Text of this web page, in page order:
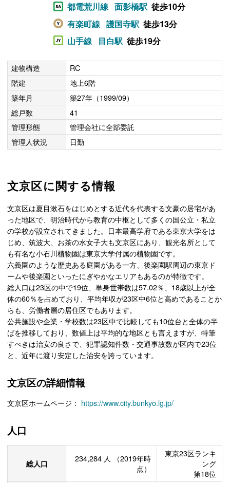
都電荒川線 面影橋駅 徒歩10分
有楽町線 護国寺駅 徒歩13分
山手線
目白駅 徒歩19分
建物構造
RC
階建
地上6階
築年月
築27年（1999/09）
総戸数
41
管理形態
管理会社に全部委託
管理人状況
日勤
文京区に関する情報
文京区は夏目漱石をはじめとする近代を代表する文豪の居宅があ
った地区で、明治時代から教育の中枢として多くの国公立・私立
の学校が設立されてきました。日本最高学府である東京大学をは
じめ、筑波大、お茶の水女子大も文京区にあり、観光名所として
も有名な小石川植物園は東京大学付属の植物園です。
六義園のような歴史ある庭園がある一方、後楽園駅周辺の東京ド
ームや後楽園といったにぎやかなエリアもあるのが特徴です。
総人口は23区の中で19位、単身世帯数は57.02％、18歳以上が全
体の60％を占めており、平均年収が23区中6位と高めであることか
らも、労働者層の居住区でもあります。
公共施設や企業・学校数は23区中で比較しても10位台と全体の半
ばを推移しており、数値上は平均的な地区とも言えますが、特筆
すべきは治安の良さで、犯罪認知件数・交通事故数が区内で23位
と、近年に渡り安定した治安を誇っています。
文京区の詳細情報
文京区ホームページ： https://www.city.bunkyo.lg.jp/
人口
総人口 234,284 人
（2019年時
点）
東京23区ランキ
ング
第18位